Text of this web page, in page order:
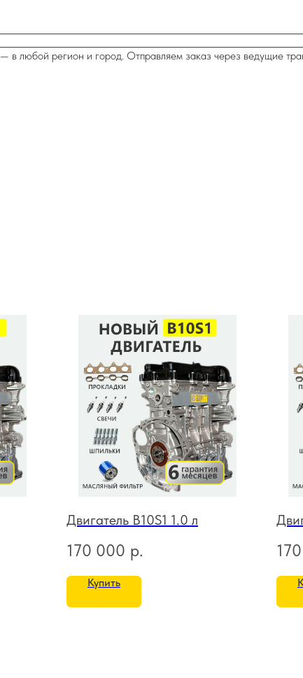
— в любой регион и город. Отправляем заказ через ведущие
Двигатель B10S1 1.0 л
170 000 р.
Купить